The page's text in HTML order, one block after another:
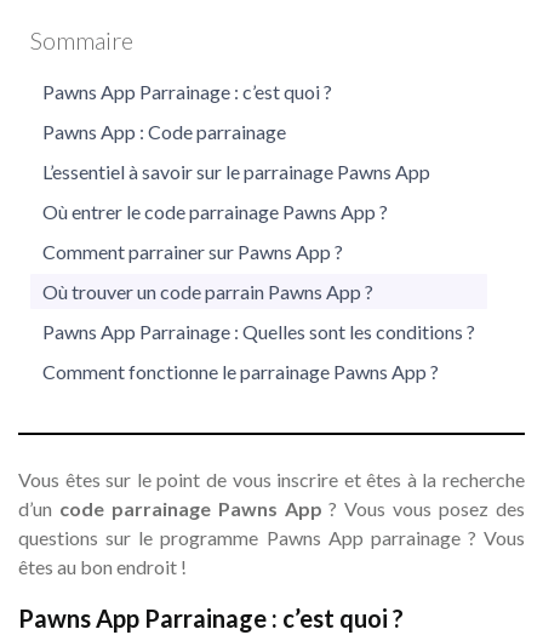
Sommaire
Pawns App Parrainage : c’est quoi ?
Pawns App : Code parrainage
L’essentiel à savoir sur le parrainage Pawns App
Où entrer le code parrainage Pawns App ?
Comment parrainer sur Pawns App ?
Où trouver un code parrain Pawns App ?
Pawns App Parrainage : Quelles sont les conditions ?
Comment fonctionne le parrainage Pawns App ?
Vous êtes sur le point de vous inscrire et êtes à la recherche
d’un code parrainage Pawns App ? Vous vous posez des
questions sur le programme Pawns App parrainage ? Vous
êtes au bon endroit !
Pawns App Parrainage : c’est quoi ?